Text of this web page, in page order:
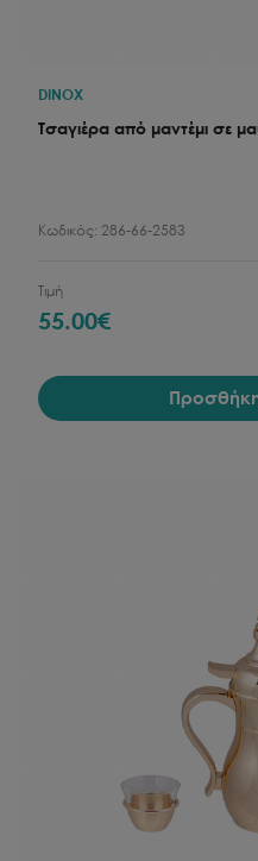
DINOX
Τσαγιέρα από μαντέμι σε
Κωδικός: 286-66-2583
Τιμή
55.00€